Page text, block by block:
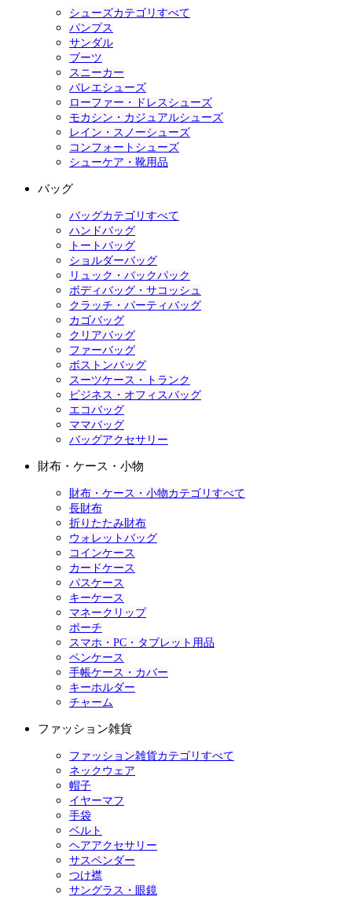
シューズカテゴリすべて
パンプス
サンダル
ブーツ
スニーカー
バレエシューズ
ローファー・ドレスシューズ
モカシン・カジュアルシューズ
レイン・スノーシューズ
コンフォートシューズ
シューケア・靴用品
バッグ
バッグカテゴリすべて
ハンドバッグ
トートバッグ
ショルダーバッグ
リュック・バックパック
ボディバッグ・サコッシュ
クラッチ・パーティバッグ
カゴバッグ
クリアバッグ
ファーバッグ
ボストンバッグ
スーツケース・トランク
ビジネス・オフィスバッグ
エコバッグ
ママバッグ
バッグアクセサリー
財布・ケース・小物
財布・ケース・小物カテゴリすべて
長財布
折りたたみ財布
ウォレットバッグ
コインケース
カードケース
パスケース
キーケース
マネークリップ
ポーチ
スマホ・PC・タブレット用品
ペンケース
手帳ケース・カバー
キーホルダー
チャーム
ファッション雑貨
ファッション雑貨カテゴリすべて
ネックウェア
帽子
イヤーマフ
手袋
ベルト
ヘアアクセサリー
サスペンダー
つけ襟
サングラス・眼鏡